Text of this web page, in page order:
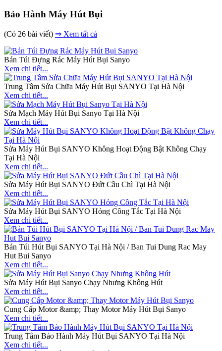
Bảo Hành Máy Hút Bụi
(Có 26 bài viết) ⇒ Xem tất cả
Bán Túi Đựng Rác Máy Hút Bụi Sanyo
Xem chi tiết...
Trung Tâm Sửa Chữa Máy Hút Bụi SANYO Tại Hà Nội
Xem chi tiết...
Sửa Mạch Máy Hút Bụi Sanyo Tại Hà Nội
Xem chi tiết...
Sửa Máy Hút Bụi SANYO Không Hoạt Động Bật Không Chạy
Tại Hà Nội
Xem chi tiết...
Sửa Máy Hút Bụi SANYO Đứt Cầu Chì Tại Hà Nội
Xem chi tiết...
Sửa Máy Hút Bụi SANYO Hỏng Công Tắc Tại Hà Nội
Xem chi tiết...
Bán Túi Hút Bụi SANYO Tại Hà Nội / Ban Tui Dung Rac May
Hut Bui Sanyo
Xem chi tiết...
Sửa Máy Hút Bụi Sanyo Chạy Nhưng Không Hút
Xem chi tiết...
Cung Cấp Motor &amp; Thay Motor Máy Hút Bụi Sanyo
Xem chi tiết...
Trung Tâm Bảo Hành Máy Hút Bụi SANYO Tại Hà Nội
Xem chi tiết...